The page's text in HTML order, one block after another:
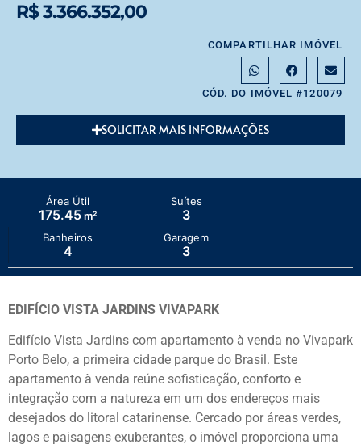
R$ 3.366.352,00
COMPARTILHAR IMÓVEL
CÓD. DO IMÓVEL #120079
SOLICITAR MAIS INFORMAÇÕES
Área Útil
175.45m²
Suítes
3
Banheiros
4
Garagem
3
EDIFÍCIO VISTA JARDINS VIVAPARK
Edifício Vista Jardins com apartamento à venda no Vivapark
Porto Belo, a primeira cidade parque do Brasil. Este
apartamento à venda reúne sofisticação, conforto e
integração com a natureza em um dos endereços mais
desejados do litoral catarinense. Cercado por áreas verdes,
lagos e paisagens exuberantes, o imóvel proporciona uma